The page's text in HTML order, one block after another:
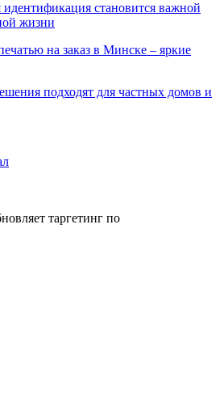
становится важной
жизни
на заказ в Минске – яркие
подходят для частных домов и
таргетинг по